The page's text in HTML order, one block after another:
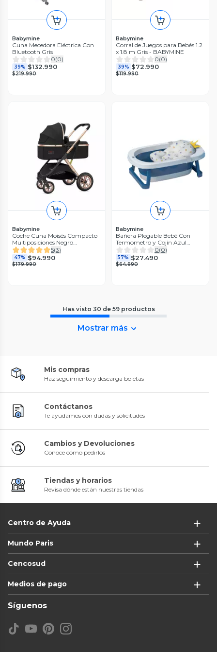
Babymine
Cuna Mecedora Eléctrica Con
Bluetooth Gris
0(0)
39% $132.990
$219.990
Babymine
Corral de Juegos para Bebés 1.2
x 1.8 m Gris - BABYMINE
0(0)
39% $72.990
$119.990
Babymine
Coche Cuna Moisés Compacto
Multiposiciones Negro
BABYMINE
5(3)
47% $94.990
$179.990
Babymine
Bañera Plegable Bebé Con
Termometro y Cojín Azul
BABYMINE
0(0)
57% $27.490
$64.990
Has visto 30 de 59 productos
Mostrar más
Mis compras
Haz seguimiento y descarga boletas
Contáctanos
Te ayudamos con dudas y solicitudes
Cambios y Devoluciones
Conoce cómo pedirlos
Tiendas y horarios
Revisa dónde están nuestras tiendas
Centro de Ayuda
Mundo Paris
Cencosud
Medios de pago
Síguenos